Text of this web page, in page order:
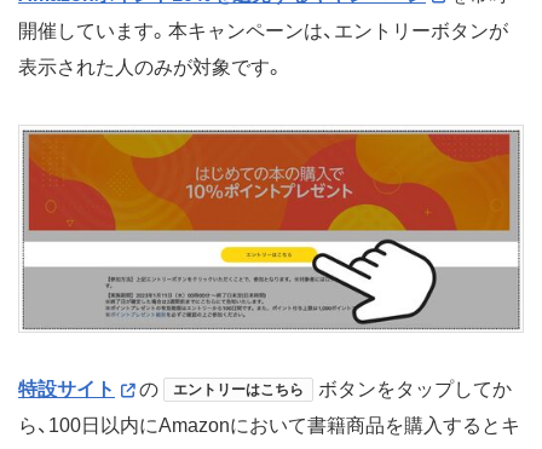
開催しています。本キャンペーンは、エントリーボタンが
表示された人のみが対象です。
特設サイト の エントリーはこちら
ボタンをタップしてか
ら、100日以内にAmazonにおいて書籍商品を購入するとキ